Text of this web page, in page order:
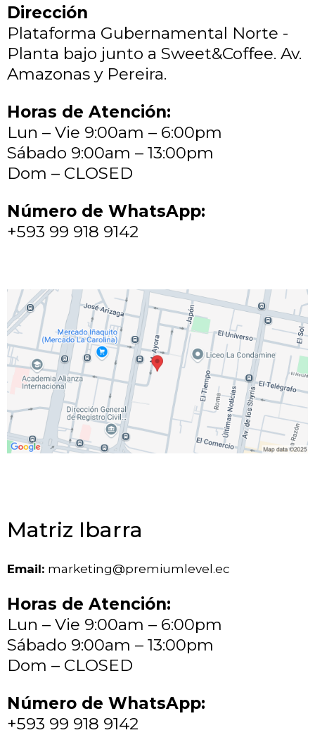
Dirección
Plataforma Gubernamental Norte -
Planta bajo junto a Sweet&Coffee. Av.
Amazonas y Pereira.
Horas de Atención:
Lun – Vie 9:00am – 6:00pm
Sábado 9:00am – 13:00pm
Dom – CLOSED
Número de WhatsApp:
+593 99 918 9142
Matriz Ibarra
Email: marketing@premiumlevel.ec
Horas de Atención:
Lun – Vie 9:00am – 6:00pm
Sábado 9:00am – 13:00pm
Dom – CLOSED
Número de WhatsApp:
+593 99 918 9142